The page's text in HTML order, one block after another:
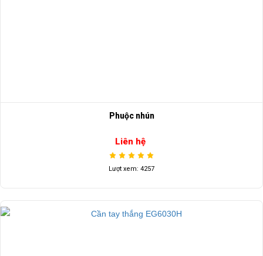
Phuộc nhún
Liên hệ
Lượt xem: 4257